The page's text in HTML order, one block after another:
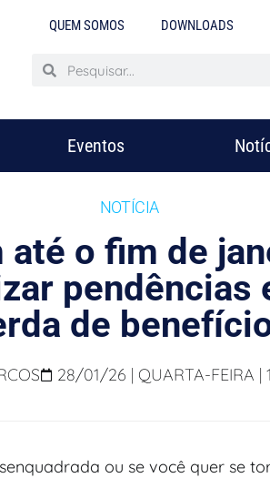
QUEM SOMOS DOWNLOADS
Eventos
NOTÍCIA
até o fim de
pendências
de
28/01/26 | QUARTA-FEIRA |
ou se você quer se